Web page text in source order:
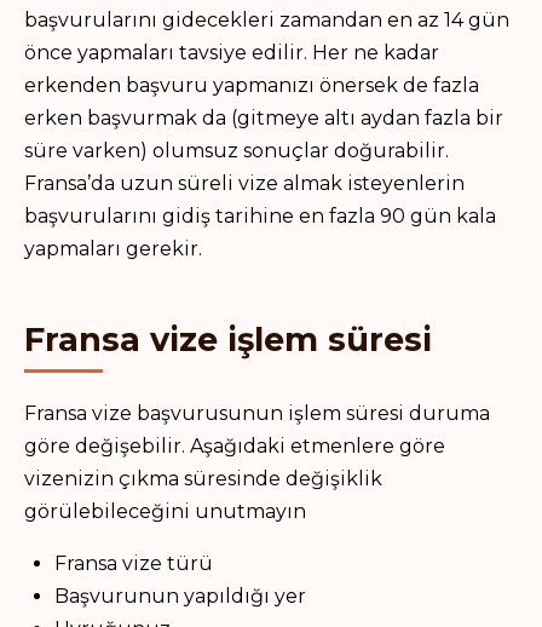
başvurularını gidecekleri zamandan en az 14 gün
önce yapmaları tavsiye edilir. Her ne kadar
erkenden başvuru yapmanızı önersek de fazla
erken başvurmak da (gitmeye altı aydan fazla bir
süre varken) olumsuz sonuçlar doğurabilir.
Fransa’da uzun süreli vize almak isteyenlerin
başvurularını gidiş tarihine en fazla 90 gün kala
yapmaları gerekir.
Fransa vize işlem süresi
Fransa vize başvurusunun işlem süresi duruma
göre değişebilir. Aşağıdaki etmenlere göre
vizenizin çıkma süresinde değişiklik
görülebileceğini unutmayın
Fransa vize türü
Başvurunun yapıldığı yer